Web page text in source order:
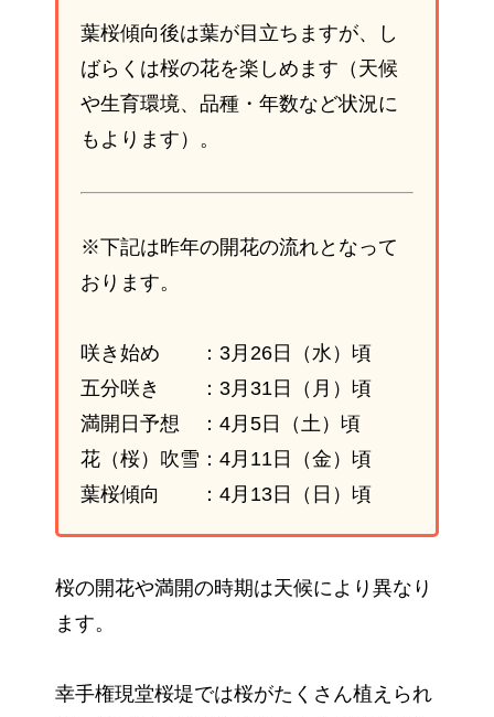
葉桜傾向後は葉が目立ちますが、し
ばらくは桜の花を楽しめます（天候
や生育環境、品種・年数など状況に
もよります）。
※下記は昨年の開花の流れとなって
おります。
咲き始め ：3月26日（水）頃
五分咲き ：3月31日（月）頃
満開日予想 ：4月5日（土）頃
花（桜）吹雪：4月11日（金）頃
葉桜傾向 ：4月13日（日）頃
桜の開花や満開の時期は天候により異なり
ます。
幸手権現堂桜堤では桜がたくさん植えられ